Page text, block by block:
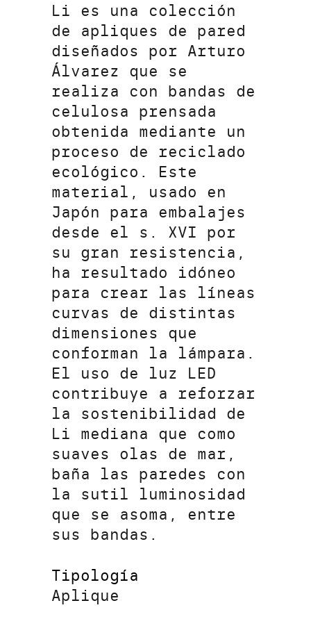
Li es una colección
de apliques de pared
diseñados por Arturo
Álvarez que se
realiza con bandas de
celulosa prensada
obtenida mediante un
proceso de reciclado
ecológico. Este
material, usado en
Japón para embalajes
desde el s. XVI por
su gran resistencia,
ha resultado idóneo
para crear las líneas
curvas de distintas
dimensiones que
conforman la lámpara.
El uso de luz LED
contribuye a reforzar
la sostenibilidad de
Li mediana que como
suaves olas de mar,
baña las paredes con
la sutil luminosidad
que se asoma, entre
sus bandas.
Tipología
Aplique